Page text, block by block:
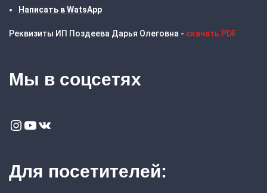
Написать в WatsApp
Реквизиты ИП Поздеева Дарья Олеговна - скачать PDF
Мы в соцсетях
Instagram
YouTube
VK
Для посетителей: